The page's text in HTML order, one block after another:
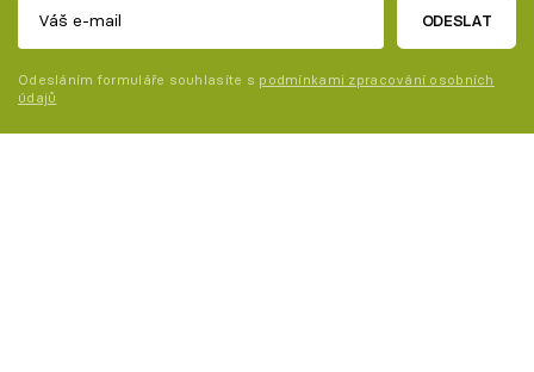
ODESLAT
Odesláním formuláře souhlasíte s podmínkami zpracování osobních
údajů